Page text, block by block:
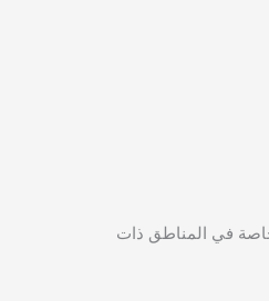
خاصة في المناطق ذات